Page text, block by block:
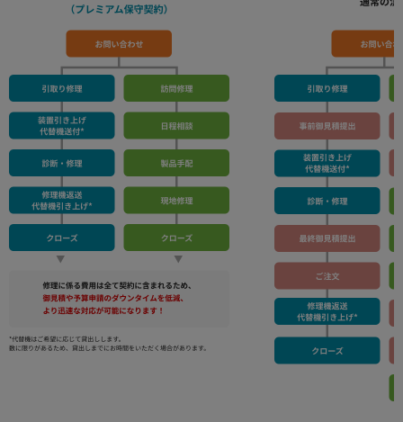
ご購入前のお問い合わせ
使用方法についてのお問い合わせ
修理、不具合、点検、移設等のお問い合わせ